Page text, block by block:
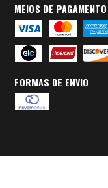
MEIOS DE PAGAMENTO
FORMAS DE ENVIO